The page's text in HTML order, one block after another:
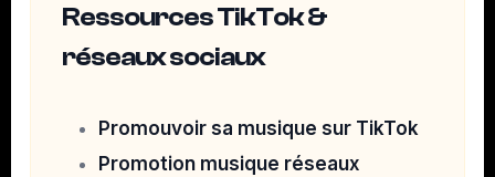
Ressources TikTok &
réseaux sociaux
Promouvoir sa musique sur TikTok
Promotion musique réseaux